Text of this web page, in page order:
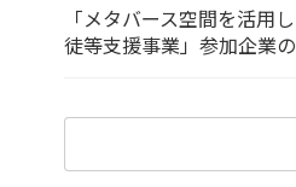
「メタバース空間を活用
徒等支援事業」参加企業